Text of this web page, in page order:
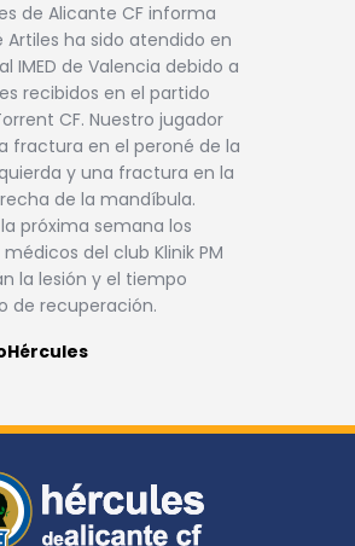
de Alicante CF informa
Artiles ha sido atendido en
IMED de Valencia debido a
recibidos en el partido
CF. Nuestro jugador
fractura en el peroné de la
y una fractura en la
de la mandíbula.
próxima semana los
del club Klinik PM
la lesión y el tiempo
de recuperación.